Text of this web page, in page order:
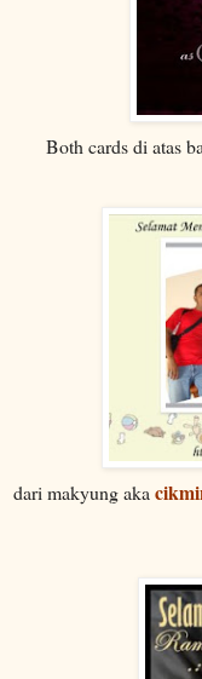
Both cards di atas
dari makyung aka